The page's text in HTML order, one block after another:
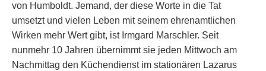
von Humboldt. Jemand, der diese Worte in die Tat
umsetzt und vielen Leben mit seinem ehrenamtlichen
Wirken mehr Wert gibt, ist Irmgard Marschler. Seit
nunmehr 10 Jahren übernimmt sie jeden Mittwoch am
Nachmittag den Küchendienst im stationären Lazarus